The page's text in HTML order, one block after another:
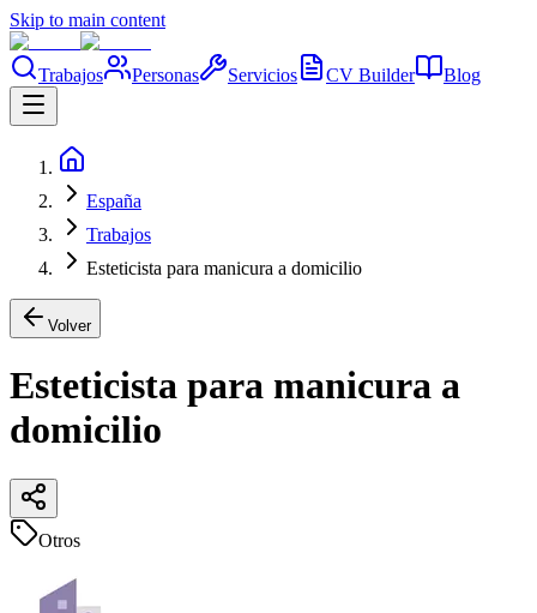
Skip to main content
Trabajos Personas Servicios CV Builder Blog
España
Trabajos
Esteticista para manicura a domicilio
Volver
Esteticista para manicura a
domicilio
Otros